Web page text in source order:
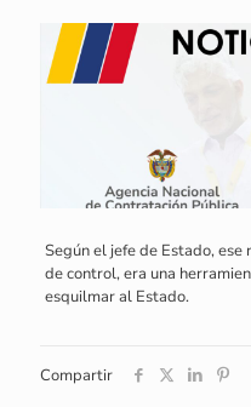
Según el jefe de Estado,
de control, era una
esquilmar al Estado.
Compartir